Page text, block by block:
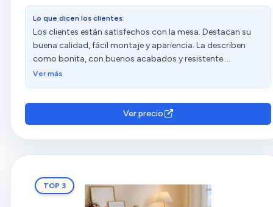
buscan aprovechar el espacio sin renunciar a la
comodidad.
Lo que dicen los clientes:
Los clientes están satisfechos con la mesa. Destacan su
buena calidad, fácil montaje y apariencia. La describen
como bonita, con buenos acabados y resistente.
Mencionan que es espaciosa y grande una vez abierta,
Ver más
Ver precio
TOP 3